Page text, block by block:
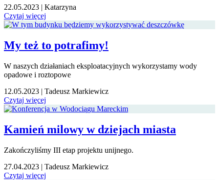
22.05.2023 | Katarzyna
Czytaj więcej
My też to potrafimy!
W naszych działaniach eksploatacyjnych wykorzystamy wody
opadowe i roztopowe
12.05.2023 | Tadeusz Markiewicz
Czytaj więcej
Kamień milowy w dziejach miasta
Zakończyliśmy III etap projektu unijnego.
27.04.2023 | Tadeusz Markiewicz
Czytaj więcej